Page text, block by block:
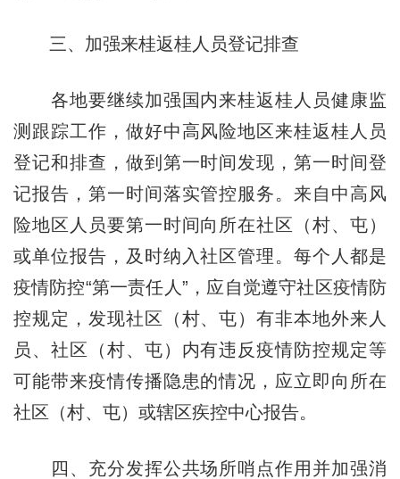
三、加强来桂返桂人员登记排查
各地要继续加强国内来桂返桂人员健康监
测跟踪工作，做好中高风险地区来桂返桂人员
登记和排查，做到第一时间发现，第一时间登
记报告，第一时间落实管控服务。来自中高风
险地区人员要第一时间向所在社区（村、屯）
或单位报告，及时纳入社区管理。每个人都是
疫情防控“第一责任人”，应自觉遵守社区疫情防
控规定，发现社区（村、屯）有非本地外来人
员、社区（村、屯）内有违反疫情防控规定等
可能带来疫情传播隐患的情况，应立即向所在
社区（村、屯）或辖区疾控中心报告。
四、充分发挥公共场所哨点作用并加强消